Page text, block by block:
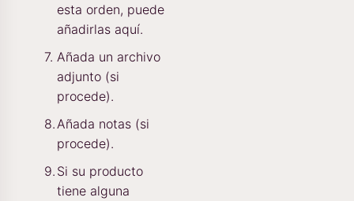
esta orden, puede
añadirlas aquí.
Añada un archivo
adjunto (si
procede).
Añada notas (si
procede).
Si su producto
tiene alguna